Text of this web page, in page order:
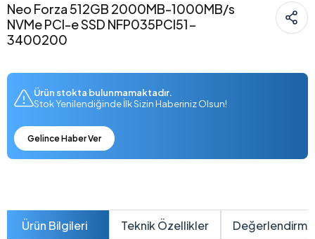
Neo Forza 512GB 2000MB-1000MB/s
NVMe PCI-e SSD NFP035PCI51-
3400200
Ürün stokta bulunmamaktadır.
Stok Yenilendiğinde İlk Sizin Haberiniz Olsun!
Gelince Haber Ver
Ürün Bilgileri Teknik Özellikler